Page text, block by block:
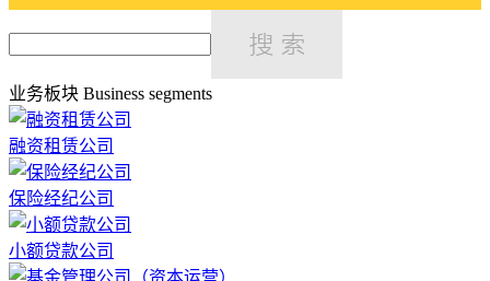
业务板块 Business segments
融资租赁公司
保险经纪公司
小额贷款公司